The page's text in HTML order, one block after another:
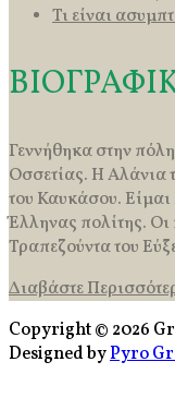
Τι είναι
Γεννήθηκα στην
Οσσετίας. Η Αλάνια
του Καυκάσου.
Έλληνας πολίτης.
Τραπεζούντα του
Διαβάστε
Copyright © 2026
Designed byPyro